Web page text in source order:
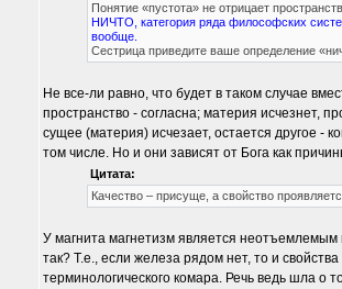
Понятие «пустота» не отрицает
НИЧТО, категория ряда философских
вообще.
Сестрица приведите ваше определение
Не все-ли равно, что будет в таком случае
пространство - согласна; материя исчезнет,
сущее (материя) исчезает, остается другое -
том числе. Но и они зависят от Бога как
Цитата:
Качество – присуще, а свойство
У магнита магнетизм является неотъемлемым
так? Т.е., если железа рядом нет, то и
терминологического комара. Речь ведь шла о